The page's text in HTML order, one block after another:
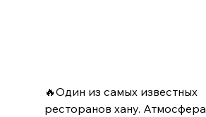
🔥Один из самых известных
ресторанов хану. Атмосфера